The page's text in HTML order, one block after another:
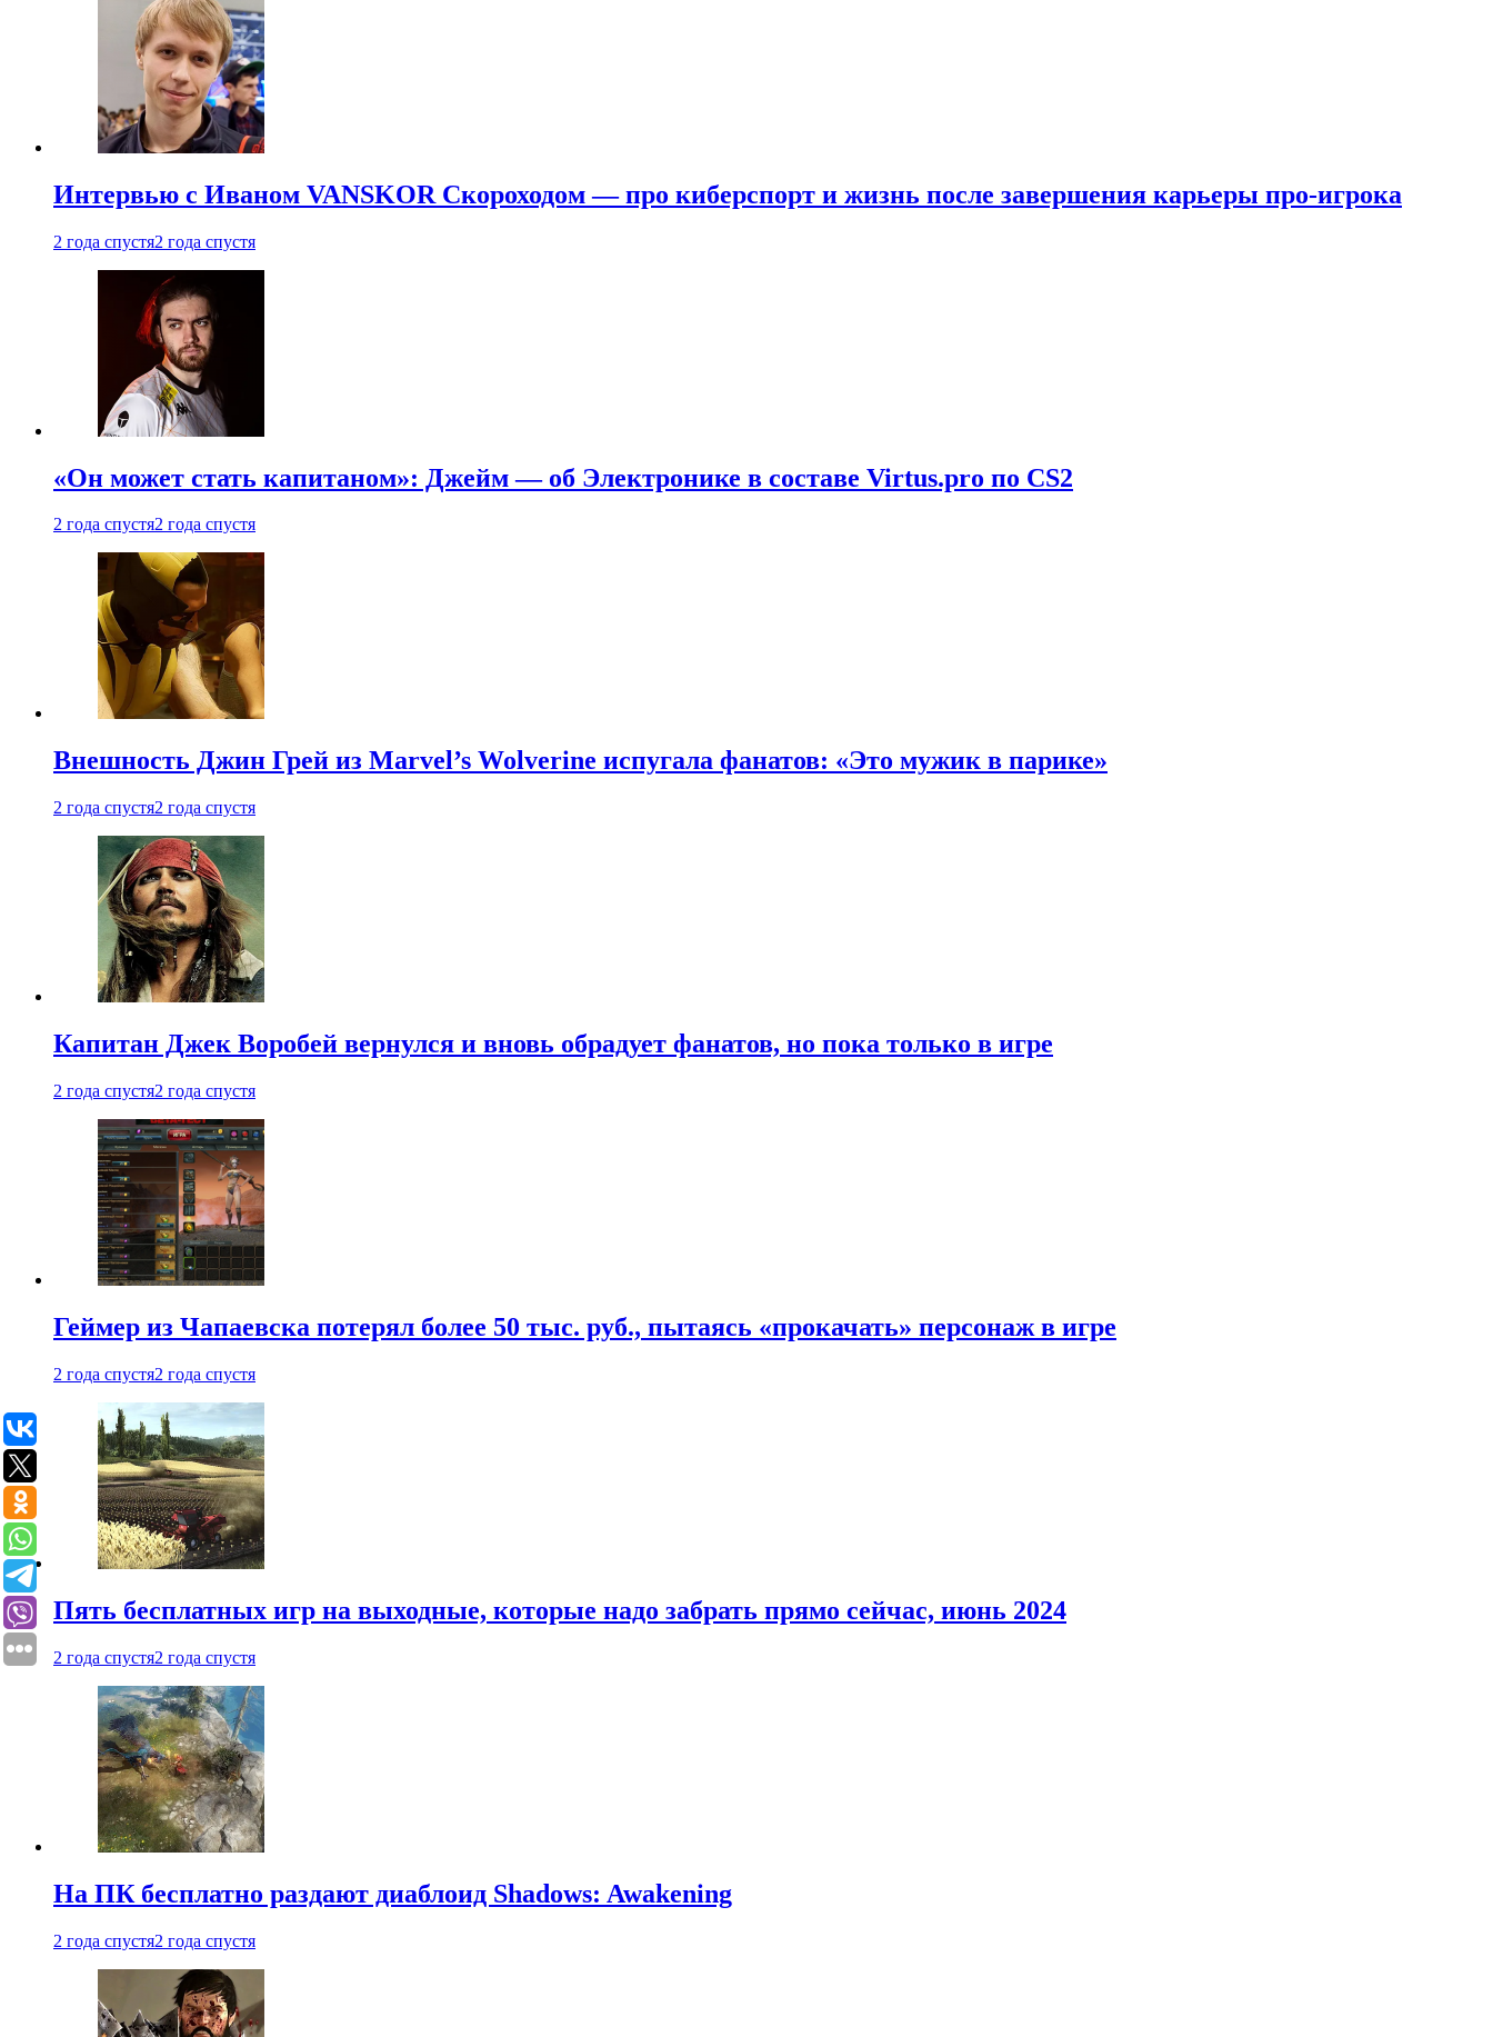
Интервью с Иваном VANSKOR Скороходом — про киберспорт и жизнь после завершения карьеры про-игрока
2 года спустя2 года спустя
«Он может стать капитаном»: Джейм — об Электронике в составе Virtus.pro по CS2
2 года спустя2 года спустя
Внешность Джин Грей из Marvel’s Wolverine испугала фанатов: «Это мужик в парике»
2 года спустя2 года спустя
Капитан Джек Воробей вернулся и вновь обрадует фанатов, но пока только в игре
2 года спустя2 года спустя
Геймер из Чапаевска потерял более 50 тыс. руб., пытаясь «прокачать» персонаж в игре
2 года спустя2 года спустя
Пять бесплатных игр на выходные, которые надо забрать прямо сейчас, июнь 2024
2 года спустя2 года спустя
На ПК бесплатно раздают диаблоид Shadows: Awakening
2 года спустя2 года спустя